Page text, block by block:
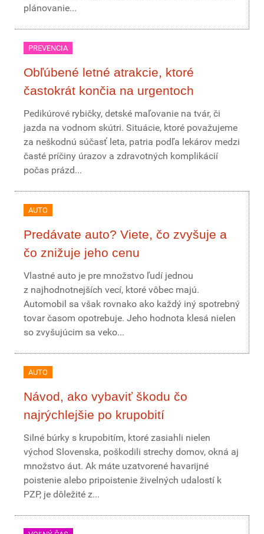
plánovanie...
PREVENCIA
Obľúbené letné atrakcie, ktoré
častokrát končia na urgentoch
Pedikúrové rybičky, detské maľovanie na tvár, či
jazda na vodnom skútri. Situácie, ktoré považujeme
za neškodnú súčasť leta, patria podľa lekárov medzi
časté príčiny úrazov a zdravotných komplikácií
počas prázd...
AUTO
Predávate auto? Viete, čo zvyšuje a
čo znižuje jeho cenu
Vlastné auto je pre množstvo ľudí jednou
z najhodnotnejších vecí, ktoré vôbec majú.
Automobil sa však rovnako ako každý iný spotrebný
tovar časom opotrebuje. Jeho hodnota klesá nielen
so zvyšujúcim sa veko...
AUTO
Návod, ako vybaviť škodu čo
najrýchlejšie po krupobití
Silné búrky s krupobitím, ktoré zasiahli nielen
východ Slovenska, poškodili strechy domov, okná aj
množstvo áut. Ak máte uzatvorené havarijné
poistenie alebo pripoistenie živelných udalostí k
PZP, je dôležité z...